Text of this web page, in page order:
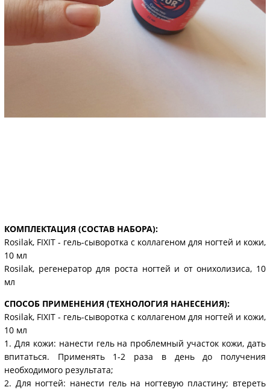
КОМПЛЕКТАЦИЯ (СОСТАВ НАБОРА):
Rosilak, FIXIT - гель-сыворотка с коллагеном для ногтей и кожи,
10 мл
Rosilak, регенератор для роста ногтей и от онихолизиса, 10
мл
СПОСОБ ПРИМЕНЕНИЯ (ТЕХНОЛОГИЯ НАНЕСЕНИЯ):
Rosilak, FIXIT - гель-сыворотка с коллагеном для ногтей и кожи,
10 мл
1. Для кожи: нанести гель на проблемный участок кожи, дать
впитаться. Применять 1-2 раза в день до получения
необходимого результата;
2. Для ногтей: нанести гель на ногтевую пластину; втереть